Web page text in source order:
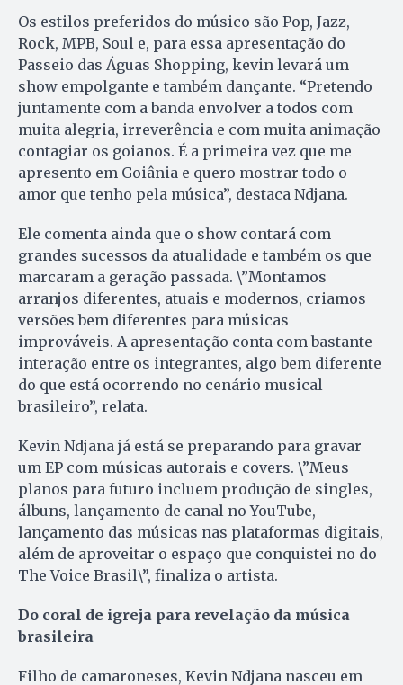
Os estilos preferidos do músico são Pop, Jazz,
Rock, MPB, Soul e, para essa apresentação do
Passeio das Águas Shopping, kevin levará um
show empolgante e também dançante. “Pretendo
juntamente com a banda envolver a todos com
muita alegria, irreverência e com muita animação
contagiar os goianos. É a primeira vez que me
apresento em Goiânia e quero mostrar todo o
amor que tenho pela música”, destaca Ndjana.
Ele comenta ainda que o show contará com
grandes sucessos da atualidade e também os que
marcaram a geração passada. \”Montamos
arranjos diferentes, atuais e modernos, criamos
versões bem diferentes para músicas
improváveis. A apresentação conta com bastante
interação entre os integrantes, algo bem diferente
do que está ocorrendo no cenário musical
brasileiro”, relata.
Kevin Ndjana já está se preparando para gravar
um EP com músicas autorais e covers. \”Meus
planos para futuro incluem produção de singles,
álbuns, lançamento de canal no YouTube,
lançamento das músicas nas plataformas digitais,
além de aproveitar o espaço que conquistei no do
The Voice Brasil\”, finaliza o artista.
Do coral de igreja para revelação da música
brasileira
Filho de camaroneses, Kevin Ndjana nasceu em